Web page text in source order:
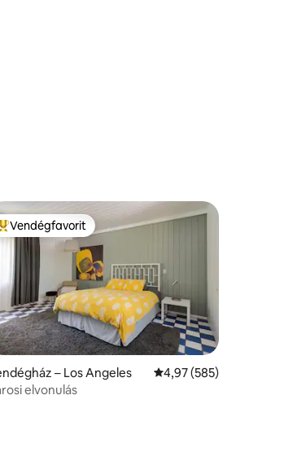
5/4,98, 280 vélemény
Kiemelt vendégfavorit
Vendégfavorit
– Los Angeles Átlagos értékelés: 5/
4,97 (585)
elvonulás